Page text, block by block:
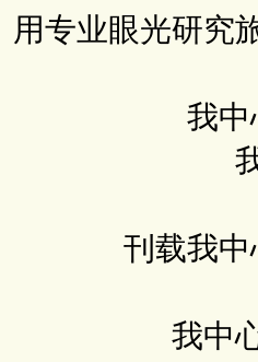
用专业眼光研究
我中
刊载我
我中